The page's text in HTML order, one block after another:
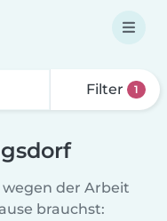
Filter 1
der Arbeit
brauchst: